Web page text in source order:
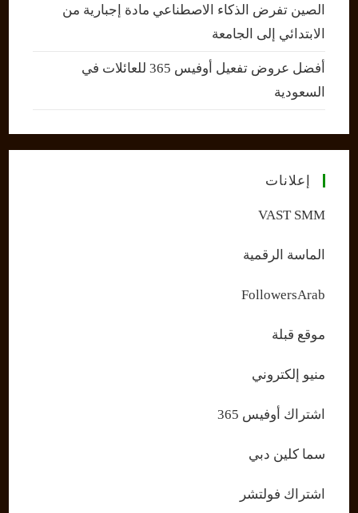
الصين تفرض الذكاء الاصطناعي مادة إجبارية من
الابتدائي إلى الجامعة
أفضل عروض تفعيل أوفيس 365 للعائلات في
السعودية
إعلانات
VAST SMM
الماسة الرقمية
FollowersArab
موقع قبلة
منيو إلكتروني
اشتراك أوفيس 365
سما كلين دبي
اشتراك فولتشر